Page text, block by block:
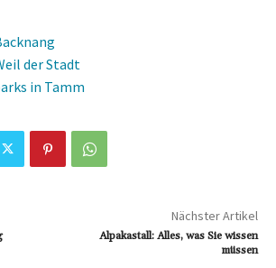
der Stadt
in Tamm
Nächster Artikel
Alpakastall: Alles, was Sie wissen
müssen